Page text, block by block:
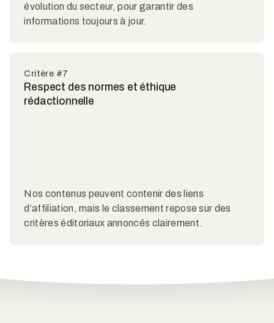
évolution du secteur, pour garantir des
informations toujours à jour.
Critère #7
Respect des normes et éthique
rédactionnelle
Nos contenus peuvent contenir des liens
d’affiliation, mais le classement repose sur des
critères éditoriaux annoncés clairement.